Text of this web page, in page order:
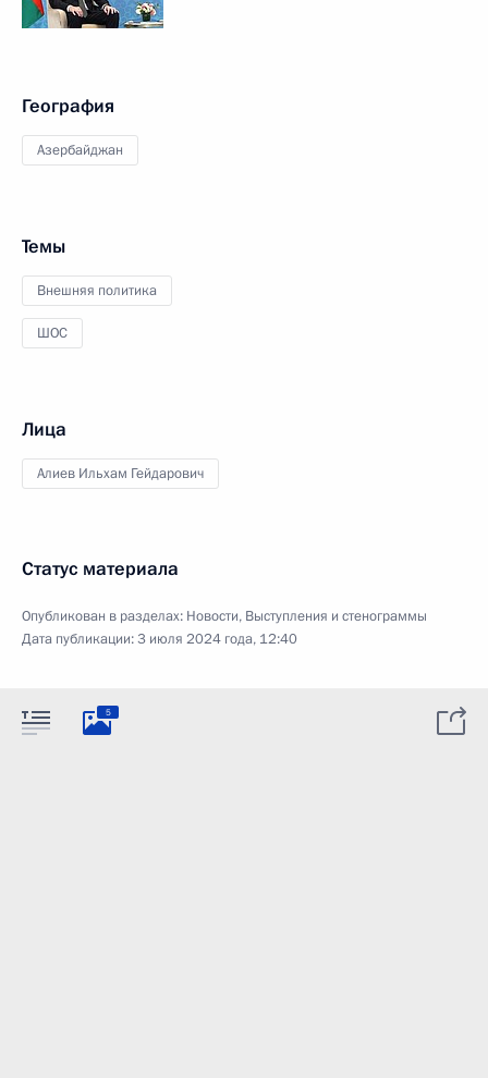
География
Азербайджан
Темы
Внешняя политика
ШОС
Лица
Алиев Ильхам Гейдарович
Статус материала
Опубликован в разделах: Новости, Выступления и стенограммы
Дата публикации:3 июля 2024 года, 12:40
5